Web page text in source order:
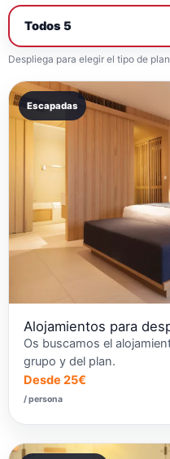
Despliega para elegir el tipo de
Escapadas
Alojamientos para
Os buscamos el
grupo y del plan.
Desde 25€
/ persona